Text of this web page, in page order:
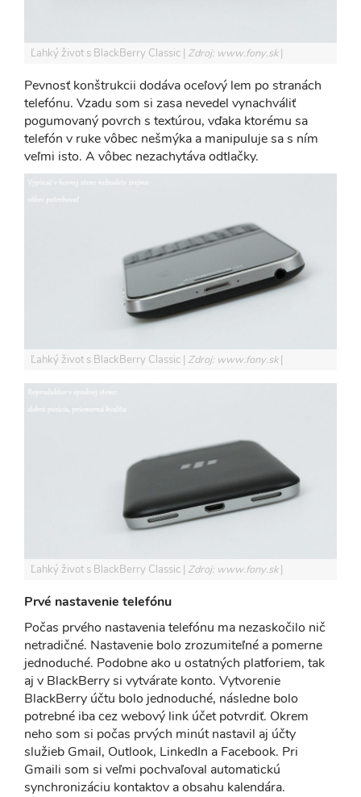
Ľahký život s BlackBerry Classic Zdroj: www.fony.sk
Pevnosť konštrukcii dodáva oceľový lem po stranách
telefónu. Vzadu som si zasa nevedel vynachváliť
pogumovaný povrch s textúrou, vďaka ktorému sa
telefón v ruke vôbec nešmýka a manipuluje sa s ním
veľmi isto. A vôbec nezachytáva odtlačky.
Ľahký život s BlackBerry Classic Zdroj: www.fony.sk
Ľahký život s BlackBerry Classic Zdroj: www.fony.sk
Prvé nastavenie telefónu
Počas prvého nastavenia telefónu ma nezaskočilo nič
netradičné. Nastavenie bolo zrozumiteľné a pomerne
jednoduché. Podobne ako u ostatných platforiem, tak
aj v BlackBerry si vytvárate konto. Vytvorenie
BlackBerry účtu bolo jednoduché, následne bolo
potrebné iba cez webový link účet potvrdiť. Okrem
neho som si počas prvých minút nastavil aj účty
služieb Gmail, Outlook, LinkedIn a Facebook. Pri
Gmaili som si veľmi pochvaľoval automatickú
synchronizáciu kontaktov a obsahu kalendára.